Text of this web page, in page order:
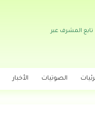
تابع المشرف عبر
الصوتيات الأخبار